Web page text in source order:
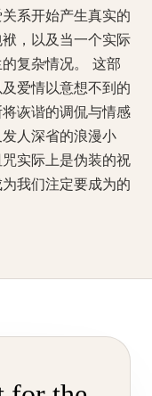
系开始产生真实的
，以及当一个实际
复杂情况。 这部
爱情以意想不到的
诙谐的调侃与情感
人深省的浪漫小
实际上是伪装的祝
我们注定要成为的